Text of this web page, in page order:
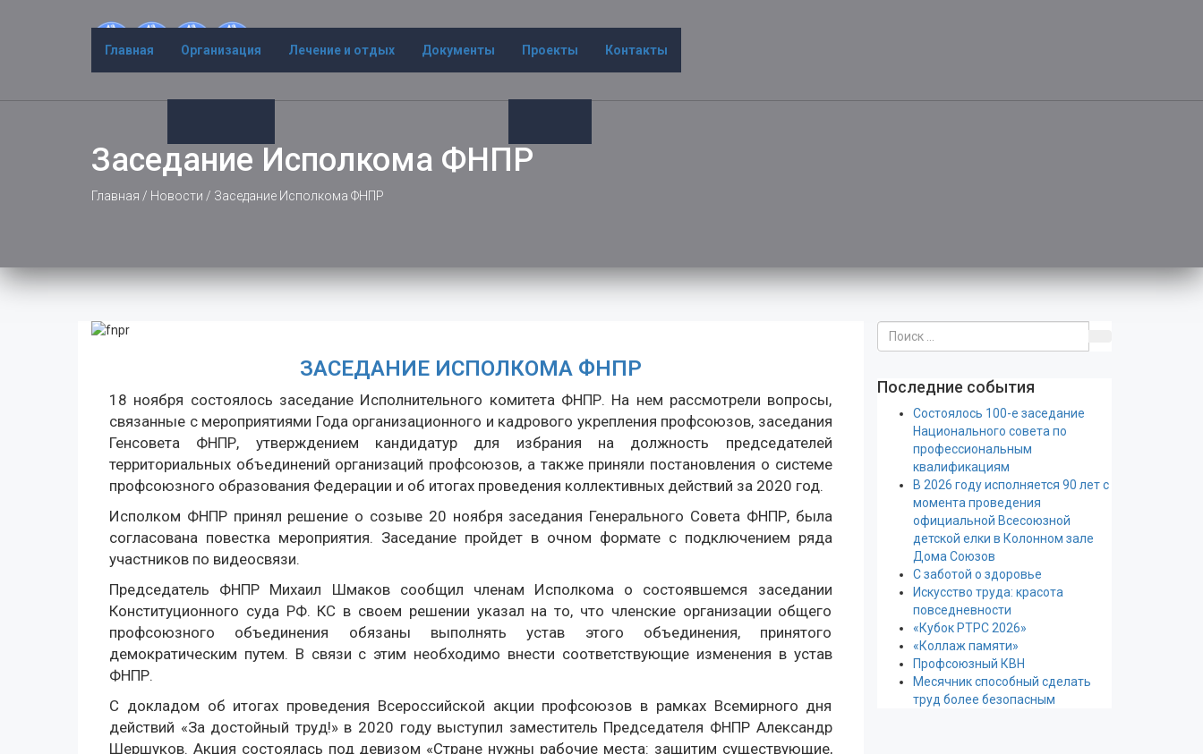
Главная Организация Лечение и отдых Документы Проекты Контакты
Заседание Исполкома ФНПР
Главная / Новости / Заседание Исполкома ФНПР
ЗАСЕДАНИЕ ИСПОЛКОМА ФНПР
18 ноября состоялось заседание Исполнительного комитета ФНПР. На нем рассмотрели вопросы,
связанные с мероприятиями Года организационного и кадрового укрепления профсоюзов, заседания
Генсовета ФНПР, утверждением кандидатур для избрания на должность председателей
территориальных объединений организаций профсоюзов, а также приняли постановления о системе
профсоюзного образования Федерации и об итогах проведения коллективных действий за 2020 год.
Исполком ФНПР принял решение о созыве 20 ноября заседания Генерального Совета ФНПР, была
согласована повестка мероприятия. Заседание пройдет в очном формате с подключением ряда
участников по видеосвязи.
Председатель ФНПР Михаил Шмаков сообщил членам Исполкома о состоявшемся заседании
Конституционного суда РФ. КС в своем решении указал на то, что членские организации общего
профсоюзного объединения обязаны выполнять устав этого объединения, принятого
демократическим путем. В связи с этим необходимо внести соответствующие изменения в устав
ФНПР.
С докладом об итогах проведения Всероссийской акции профсоюзов в рамках Всемирного дня
действий «За достойный труд!» в 2020 году выступил заместитель Председателя ФНПР Александр
Шершуков. Акция состоялась под девизом «Стране нужны рабочие места: защитим существующие,
Последние события
Состоялось 100-е заседание
Национального совета по
профессиональным
квалификациям
В 2026 году исполняется 90 лет с
момента проведения
официальной Всесоюзной
детской елки в Колонном зале
Дома Союзов
С заботой о здоровье
Искусство труда: красота
повседневности
«Кубок РТРС 2026»
«Коллаж памяти»
Профсоюзный КВН
Месячник способный сделать
труд более безопасным